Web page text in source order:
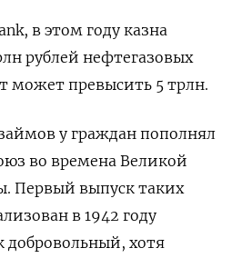
в этом году казна
рублей нефтегазовых
может превысить 5 трлн.
у граждан пополнял
во времена Великой
Первый выпуск таких
в 1942 году
добровольный, хотя